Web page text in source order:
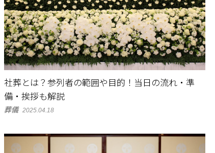
社葬とは？参列者の範囲や目的！当日の流れ・準
備・挨拶も解説
葬儀 2025.04.18